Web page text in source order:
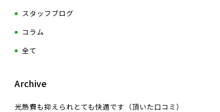
スタッフブログ
コラム
全て
Archive
光熱費も抑えられとても快適です（頂いた口コミ）